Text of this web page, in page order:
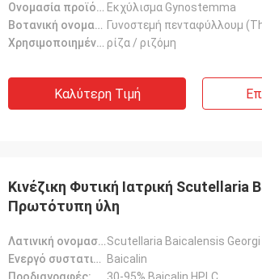
Ονομασία προϊόντος: Εκχύλισμα Gynostemma
Βοτανική ονομασία: Γυνοστεμή πενταφύλλουμ
Χρησιμοποιημένο μέρος: ρίζα / ριζόμη
Καλύτερη Τιμή
Κινέζικη Φυτική Ιατρική Scutellaria
Πρωτότυπη ύλη
Λατινική ονομασία:Scutellaria Baicalensis Georgi
Ενεργό συστατικό:
Baicalin